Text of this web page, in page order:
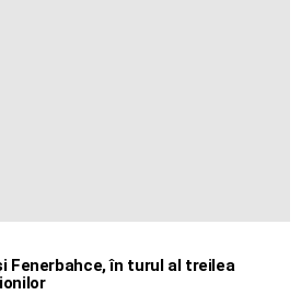
Fenerbahce, în turul al treilea